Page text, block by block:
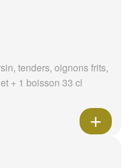
tenders, oignons frits,
+ 1 boisson 33 cl